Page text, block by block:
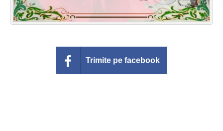
Trimite pe facebook